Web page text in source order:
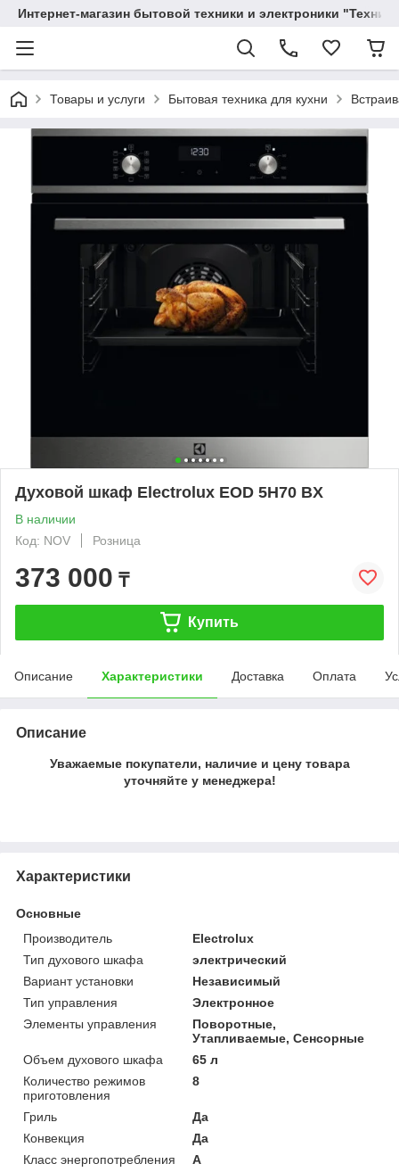
Интернет-магазин бытовой техники и электроники
Товары и услуги Бытовая техника для кухни
Духовой шкаф Electrolux EOD 5H70 BX
В наличии
Код: NOV
Розница
373 000 ₸
Купить
Описание Характеристики Доставка Оплата
Описание
Уважаемые покупатели, наличие и цену товара
уточняйте у менеджера!
Характеристики
Основные
Производитель
Electrolux
Тип духового шкафа
электрический
Вариант установки
Независимый
Тип управления
Электронное
Элементы управления
Поворотные,
Утапливаемые, Сенсорные
Объем духового шкафа
65 л
Количество режимов
приготовления
8
Гриль
Да
Конвекция
Да
Класс энергопотребления
A